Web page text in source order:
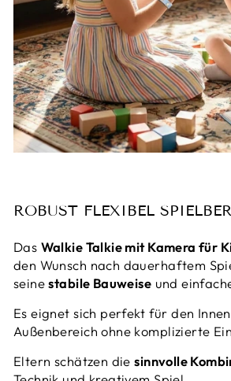
ROBUST FLEXIBEL
Das Walkie Talkie mit Kamera für
den Wunsch nach dauerhaftem
seinestabile Bauweise und
Es eignet sich perfekt für den
Außenbereich ohne komplizierte
Eltern schätzen diesinnvolle